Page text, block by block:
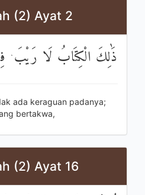
(2) Ayat 2
ذَٰلِكَ الْكِتَابُ لَا رَيْبَ
ada keraguan padanya;
bertakwa,
(2) Ayat 16